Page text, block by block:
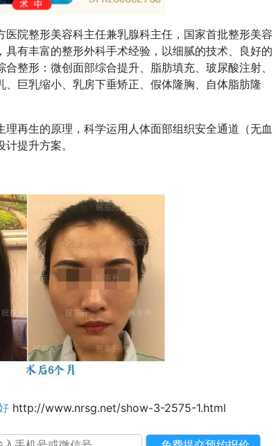
院整形美容科主任兼乳腺科主任，国家首批整形美容
有丰富的整形外科手术经验，以细腻的技术、良好的
整形：微创面部综合提升、脂肪填充、玻尿酸注射、
巨乳缩小、乳房下垂矫正、假体隆胸、自体脂肪隆
再生的原理，科学运用人体面部组织安全通道（无血
提升方案。
http://www.nrsg.net/show-3-2575-1.html